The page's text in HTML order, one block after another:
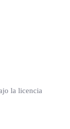
la licencia